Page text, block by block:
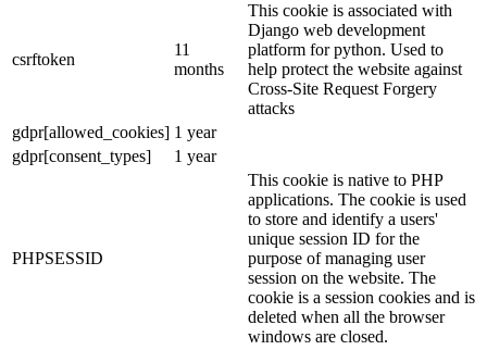
csrftoken
11
months
This cookie is associated with
Django web development
platform for python. Used to
help protect the website against
Cross-Site Request Forgery
attacks
gdpr[allowed_cookies] 1 year
gdpr[consent_types]
1 year
PHPSESSID
This cookie is native to PHP
applications. The cookie is used
to store and identify a users'
unique session ID for the
purpose of managing user
session on the website. The
cookie is a session cookies and is
deleted when all the browser
windows are closed.